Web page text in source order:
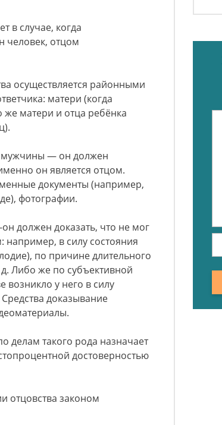
в случае, когда
человек, отцом
осуществляется районными
матери (когда
же матери и отца ребёнка
мужчины — он должен
он является отцом.
документы (например,
фотографии.
должен доказать, что не мог
в силу состояния
по причине длительного
д. Либо же по субъективной
возникло у него в силу
доказывание
делам такого рода назначает
достоверностью
отцовства законом